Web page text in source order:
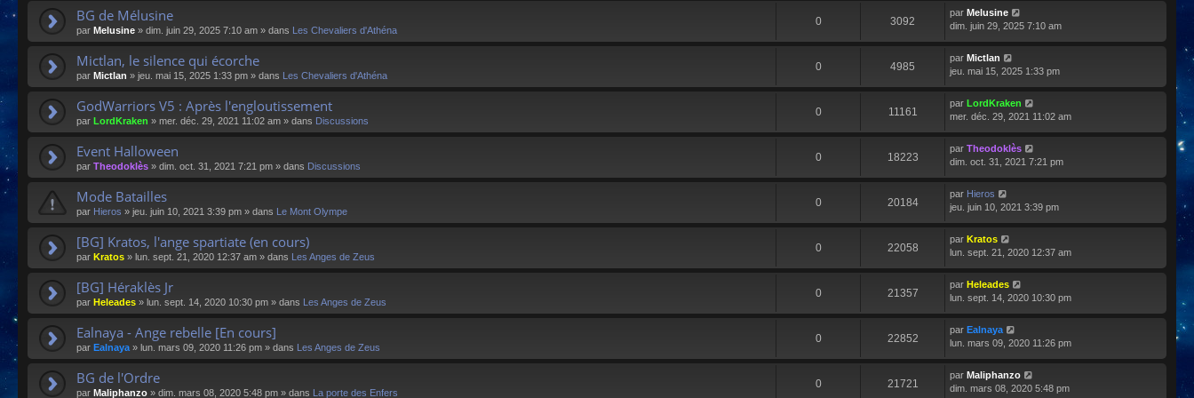
BG de Mélusine
par Melusine » dim. juin 29, 2025 7:10 am » dans Les Chevaliers d'Athéna
0 3092
par Melusine
dim. juin 29, 2025 7:10 am
Mictlan, le silence qui écorche
par Mictlan » jeu. mai 15, 2025 1:33 pm » dans Les Chevaliers d'Athéna
0 4985
par Mictlan
jeu. mai 15, 2025 1:33 pm
GodWarriors V5 : Après l'engloutissement
par LordKraken » mer. déc. 29, 2021 11:02 am » dans Discussions
0 11161
par LordKraken
mer. déc. 29, 2021 11:02 am
Event Halloween
par Theodoklès » dim. oct. 31, 2021 7:21 pm » dans Discussions
0 18223
par Theodoklès
dim. oct. 31, 2021 7:21 pm
Mode Batailles
par Hieros » jeu. juin 10, 2021 3:39 pm » dans Le Mont Olympe
0 20184
par Hieros
jeu. juin 10, 2021 3:39 pm
[BG] Kratos, l'ange spartiate (en cours)
par Kratos » lun. sept. 21, 2020 12:37 am » dans Les Anges de Zeus
0 22058
par Kratos
lun. sept. 21, 2020 12:37 am
[BG] Héraklès Jr
par Heleades » lun. sept. 14, 2020 10:30 pm » dans Les Anges de Zeus
0 21357
par Heleades
lun. sept. 14, 2020 10:30 pm
Ealnaya - Ange rebelle [En cours]
par Ealnaya» lun. mars 09, 2020 11:26 pm » dans Les Anges de Zeus
0 22852
par Ealnaya
lun. mars 09, 2020 11:26 pm
BG de l'Ordre
par Maliphanzo » dim. mars 08, 2020 5:48 pm » dans La porte des Enfers
0 21721
par Maliphanzo
dim. mars 08, 2020 5:48 pm